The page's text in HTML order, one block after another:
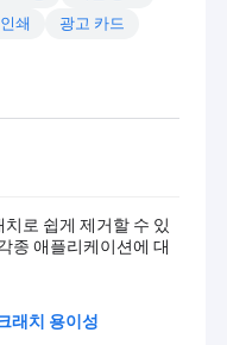
쇄
광고 카드
로 쉽게 제거할 수 있
종 애플리케이션에 대
래치 용이성